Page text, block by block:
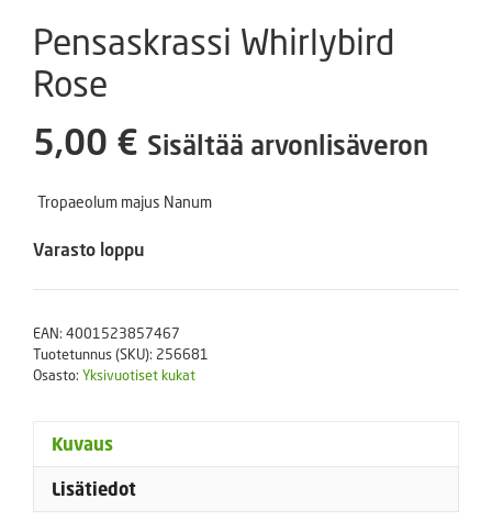
Pensaskrassi Whirlybird
Rose
5,00 € Sisältää arvonlisäveron
Tropaeolum majus Nanum
Varasto loppu
EAN: 4001523857467
Tuotetunnus (SKU): 256681
Osasto: Yksivuotiset kukat
Kuvaus
Lisätiedot